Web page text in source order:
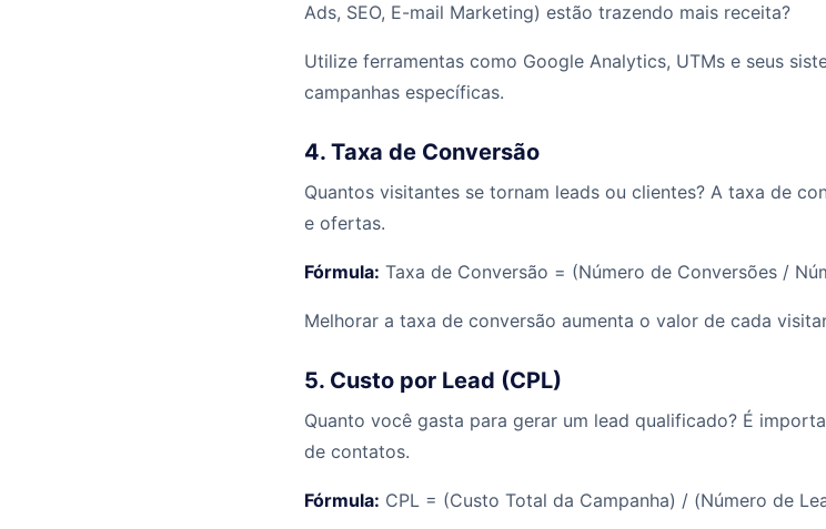
Ads, SEO, E-mail Marketing) estão trazendo mais receita?
Utilize ferramentas como Google Analytics, UTMs e seus
campanhas específicas.
4. Taxa de Conversão
Quantos visitantes se tornam leads ou clientes? A taxa de
e ofertas.
Fórmula: Taxa de Conversão = (Número de Conversões /
Melhorar a taxa de conversão aumenta o valor de cada
5. Custo por Lead (CPL)
Quanto você gasta para gerar um lead qualificado? É
de contatos.
Fórmula: CPL = (Custo Total da Campanha) / (Número de